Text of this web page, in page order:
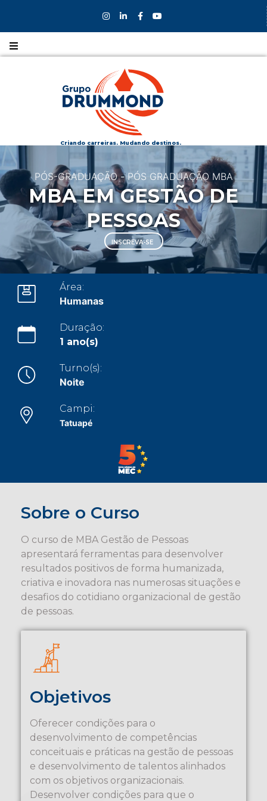
Formas de
INGRESSO
Bolsas e
DESCONTOS
Fale
CONOSCO
Seja um
Criando carreiras. Mudando destinos.
PÓS-GRADUAÇÃO -PÓS GRADUAÇÃO MBA
MBA EM GESTÃO DE
PESSOAS
INSCREVA-SE
Área:
Humanas
Duração:
1 ano(s)
Turno(s):
Noite
Campi:
Tatuapé
Sobre o Curso
O curso de MBA Gestão de Pessoas
apresentará ferramentas para desenvolver
resultados positivos de forma humanizada,
criativa e inovadora nas numerosas situações e
desafios do cotidiano organizacional de gestão
de pessoas.
Objetivos
Oferecer condições para o
desenvolvimento de competências
conceituais e práticas na gestão de pessoas
e desenvolvimento de talentos alinhados
com os objetivos organizacionais.
Desenvolver condições para que o